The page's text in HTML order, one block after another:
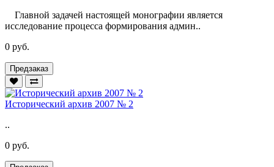
Главной задачей настоящей монографии является
исследование процесса формирования админ..
0 руб.
Предзаказ
Исторический архив 2007 № 2
..
0 руб.